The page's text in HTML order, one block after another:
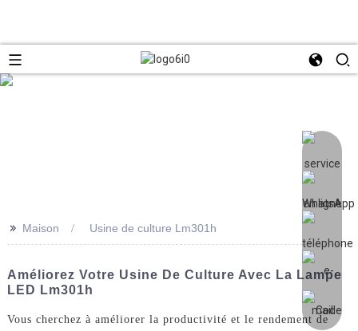
>> Maison Usine de culture Lm301h
Améliorez Votre Usine De Culture Avec La Lampe
LED Lm301h
Vous cherchez à améliorer la productivité et le rendement de